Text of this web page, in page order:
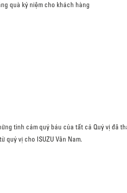
quà kỷ niệm cho khách hàng
tình cảm quý báu của tất cả Quý vị đã
quý vị cho ISUZU Vân Nam.